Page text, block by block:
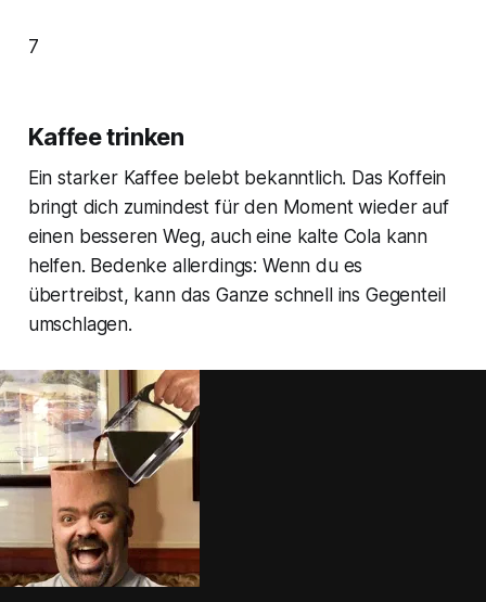
7
Kaffee trinken
Ein starker Kaffee belebt bekanntlich. Das Koffein
bringt dich zumindest für den Moment wieder auf
einen besseren Weg, auch eine kalte Cola kann
helfen. Bedenke allerdings: Wenn du es
übertreibst, kann das Ganze schnell ins Gegenteil
umschlagen.